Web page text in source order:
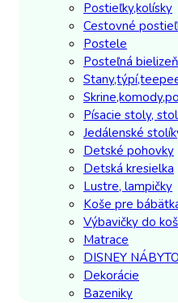
Postieľky,kolísky
Cestovné
Postele
Posteľná bielizeň
Písacie stoly,
Jedálenské
Detské pohovky
Detská kresielka
Lustre, lampičky
Koše pre
Výbavičky do
Matrace
DISNEY
Dekorácie
Bazeniky